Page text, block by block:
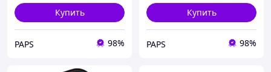
Купить
PAPS 98%
Купить
PAPS 98%